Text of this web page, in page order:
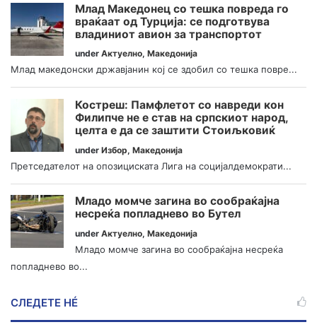
Млад Македонец со тешка повреда го
враќаат од Турција: се подготвува
владиниот авион за транспортот
under Актуелно, Македонија
Млад македонски државјанин кој се здобил со тешка повре...
Костреш: Памфлетот со навреди кон
Филипче не е став на српскиот народ,
целта е да се заштити Стоиљковиќ
under Избор, Македонија
Претседателот на опозициската Лига на социјалдемократи...
Младо момче загина во сообраќајна
несреќа попладнево во Бутел
under Актуелно, Македонија
Младо момче загина во сообраќајна несреќа
попладнево во...
СЛЕДЕТЕ НÉ